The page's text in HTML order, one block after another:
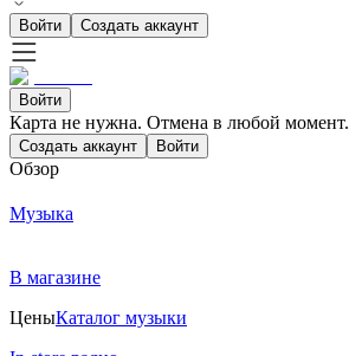
Войти Создать аккаунт
Войти
Карта не нужна. Отмена в любой момент.
Создать аккаунт Войти
Обзор
Музыка
В магазине
ЦеныКаталог музыки